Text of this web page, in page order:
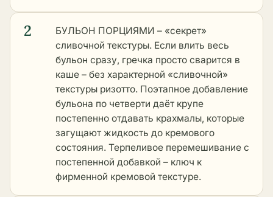
2
БУЛЬОН ПОРЦИЯМИ – «секрет»
сливочной текстуры. Если влить весь
бульон сразу, гречка просто сварится в
каше – без характерной «сливочной»
текстуры ризотто. Поэтапное добавление
бульона по четверти даёт крупе
постепенно отдавать крахмалы, которые
загущают жидкость до кремового
состояния. Терпеливое перемешивание с
постепенной добавкой – ключ к
фирменной кремовой текстуре.